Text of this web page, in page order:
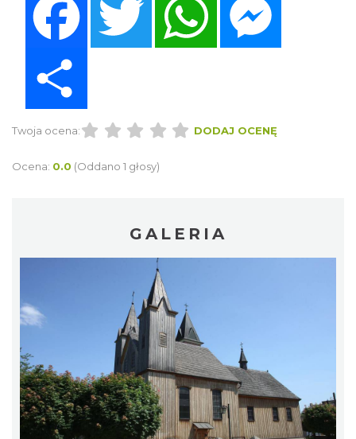
Twoja ocena: DODAJ OCENĘ
Ocena: 0.0 (Oddano 1 głosy)
GALERIA